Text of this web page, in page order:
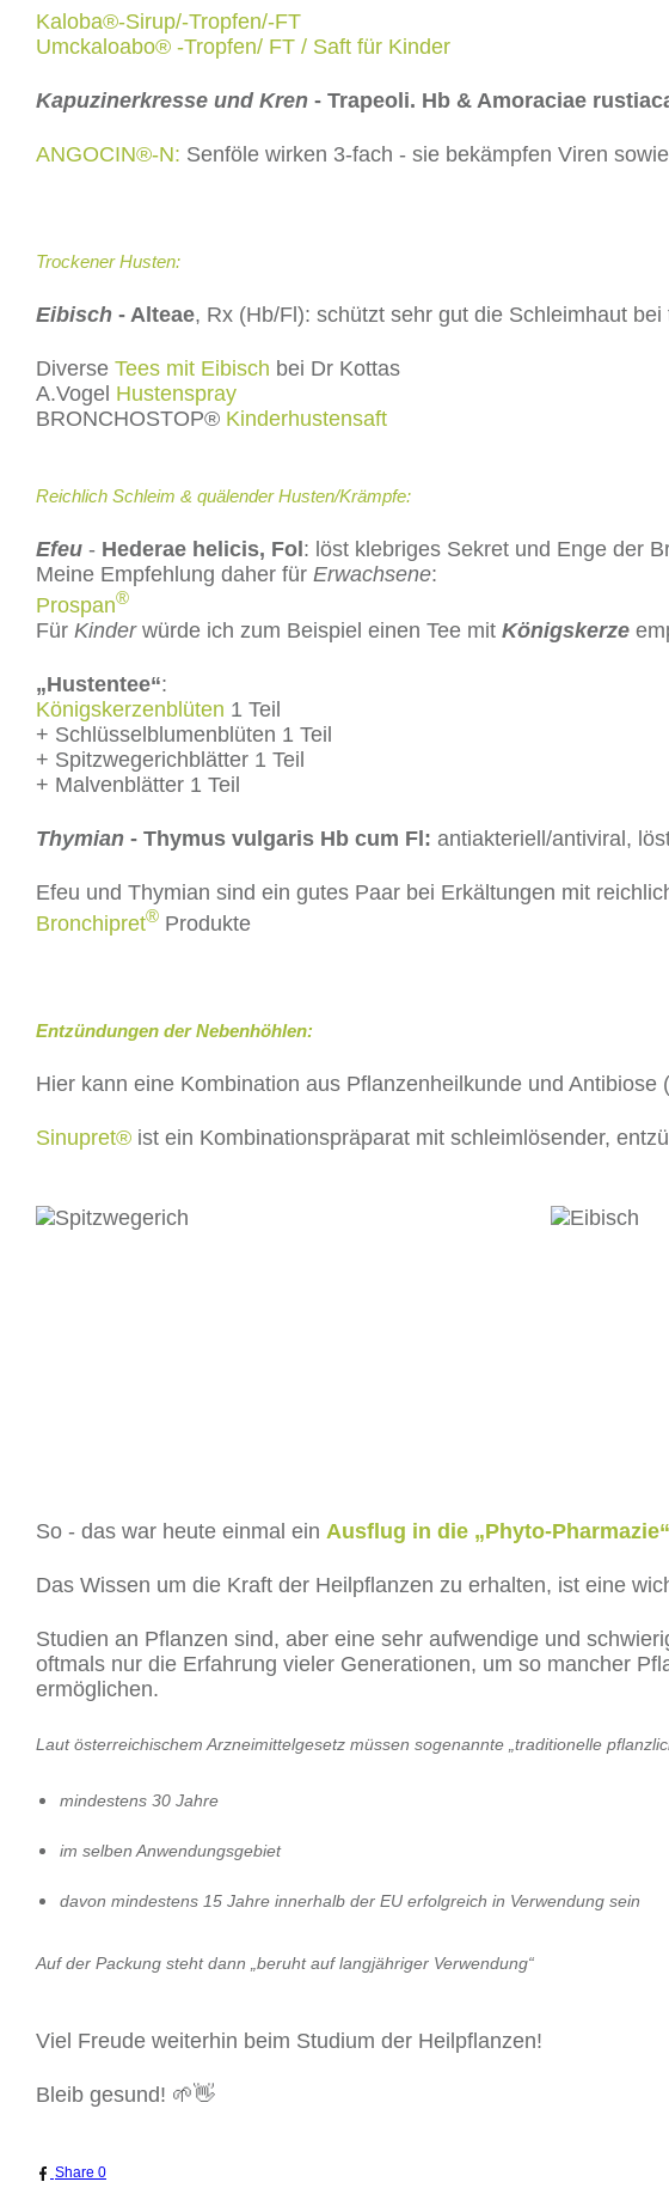
Kaloba®-Sirup/-Tropfen/-FT
Umckaloabo® -Tropfen/ FT / Saft für Kinder
Kapuzinerkresse und Kren - Trapeoli. Hb & Amoraciae
ANGOCIN®-N: Senföle wirken 3-fach - sie bekämpfen Viren
Trockener Husten:
Eibisch - Alteae, Rx (Hb/Fl): schützt sehr gut die Schleimhaut
Diverse Tees mit Eibisch bei Dr Kottas
A.Vogel Hustenspray
BRONCHOSTOP® Kinderhustensaft
Reichlich Schleim & quälender Husten/Krämpfe:
Efeu - Hederae helicis, Fol : löst klebriges Sekret und Enge der
Meine Empfehlung daher für Erwachsene:
Prospan®
Für Kinderwürde ich zum Beispiel einen Tee mit Königskerze
„Hustentee“:
Königskerzenblüten 1 Teil
+ Schlüsselblumenblüten 1 Teil
+ Spitzwegerichblätter 1 Teil
+ Malvenblätter 1 Teil
Thymian - Thymus vulgaris Hb cum Fl: antiakteriell/antiviral,
Efeu und Thymian sind ein gutes Paar bei Erkältungen mit
Bronchipret® Produkte
Entzündungen der Nebenhöhlen:
Hier kann eine Kombination aus Pflanzenheilkunde und Antibiose
Sinupret® ist ein Kombinationspräparat mit schleimlösender,
So - das war heute einmal ein Ausflug in die „Phyto-Pharmazie“
Das Wissen um die Kraft der Heilpflanzen zu erhalten, ist eine
Studien an Pflanzen sind, aber eine sehr aufwendige und
oftmals nur die Erfahrung vieler Generationen, um so mancher
ermöglichen.
Laut österreichischem Arzneimittelgesetz müssen sogenannte „traditionelle
mindestens 30 Jahre
im selben Anwendungsgebiet
davon mindestens 15 Jahre innerhalb der EU erfolgreich in Verwendung sein
Auf der Packung steht dann „beruht auf langjähriger Verwendung“
Viel Freude weiterhin beim Studium der Heilpflanzen!
Bleib gesund! 🌱👋
Share 0